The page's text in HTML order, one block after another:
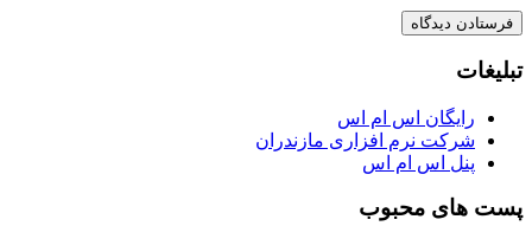
تبلیغات
رایگان اس ام اس
شرکت نرم افزاری مازندران
پنل اس ام اس
پست های محبوب